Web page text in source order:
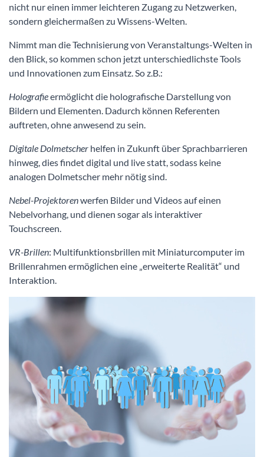
nicht nur einen immer leichteren Zugang zu Netzwerken,
sondern gleichermaßen zu Wissens-Welten.
Nimmt man die Technisierung von Veranstaltungs-Welten in
den Blick, so kommen schon jetzt unterschiedlichste Tools
und Innovationen zum Einsatz. So z.B.:
Holografieermöglicht die holografische Darstellung von
Bildern und Elementen. Dadurch können Referenten
auftreten, ohne anwesend zu sein.
Digitale Dolmetscher helfen in Zukunft über Sprachbarrieren
hinweg, dies findet digital und live statt, sodass keine
analogen Dolmetscher mehr nötig sind.
Nebel-Projektorenwerfen Bilder und Videos auf einen
Nebelvorhang, und dienen sogar als interaktiver
Touchscreen.
VR-Brillen: Multifunktionsbrillen mit Miniaturcomputer im
Brillenrahmen ermöglichen eine „erweiterte Realität“ und
Interaktion.